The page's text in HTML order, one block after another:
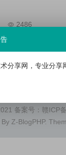
2486
想要提升游戏
一台性能良好
择一台合适的游
游戏电脑配置推
地享受游戏乐趣
的核心，许多游...
备案号： 赣ICP
By Z-BlogPHP.
分享网，专业分享